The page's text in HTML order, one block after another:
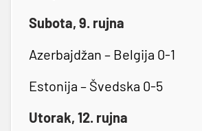
Subota, 9. rujna
Azerbajdžan – Belgija 0-1
Estonija – Švedska 0-5
Utorak, 12. rujna